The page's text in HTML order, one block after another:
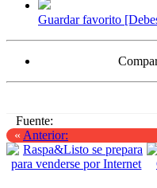
Guardar favorito
Fuente:
« Anterior: